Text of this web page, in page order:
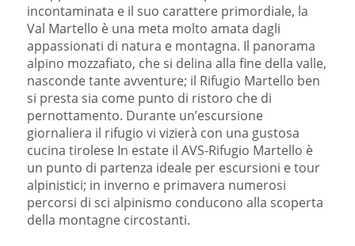
incontaminata e il suo carattere primordiale, la
Val Martello è una meta molto amata dagli
appassionati di natura e montagna. Il panorama
alpino mozzafiato, che si delina alla fine della valle,
nasconde tante avventure; il Rifugio Martello ben
si presta sia come punto di ristoro che di
pernottamento. Durante un’escursione
giornaliera il rifugio vi vizierà con una gustosa
cucina tirolese In estate il AVS-Rifugio Martello è
un punto di partenza ideale per escursioni e tour
alpinistici; in inverno e primavera numerosi
percorsi di sci alpinismo conducono alla scoperta
della montagne circostanti.